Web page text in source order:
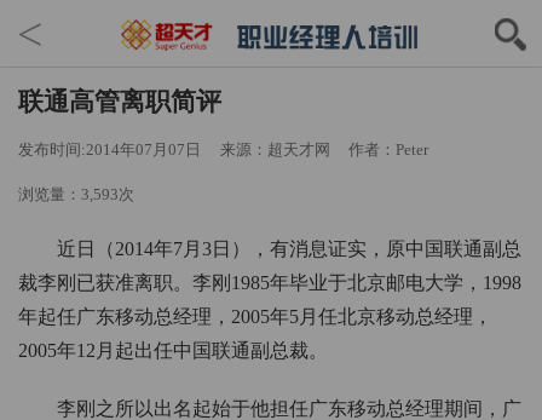
<
联通高管离职简评
发布时间:2014年07月07日 来源：超天才网 作者：Peter
浏览量：3,593次
近日（2014年7月3日），有消息证实，原中国联通副总
裁李刚已获准离职。李刚1985年毕业于北京邮电大学，1998
年起任广东移动总经理，2005年5月任北京移动总经理，
2005年12月起出任中国联通副总裁。
李刚之所以出名起始于他担任广东移动总经理期间，广